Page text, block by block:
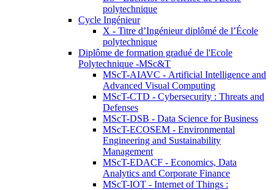
polytechnique
Cycle Ingénieur
X - Titre d’Ingénieur diplômé de l’École
polytechnique
Diplôme de formation gradué de l'Ecole
Polytechnique -MSc&T
MScT-AIAVC - Artificial Intelligence and
Advanced Visual Computing
MScT-CTD - Cybersecurity : Threats and
Defenses
MScT-DSB - Data Science for Business
MScT-ECOSEM - Environmental
Engineering and Sustainability
Management
MScT-EDACF - Economics, Data
Analytics and Corporate Finance
MScT-IOT - Internet of Things :